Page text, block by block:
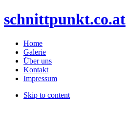
schnittpunkt.co.at
Home
Galerie
Über uns
Kontakt
Impressum
Skip to content